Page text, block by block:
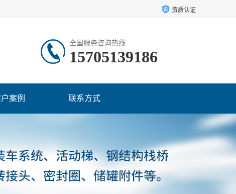
资质认证
全国服务咨询热线:
15705139186
案例 联系方式